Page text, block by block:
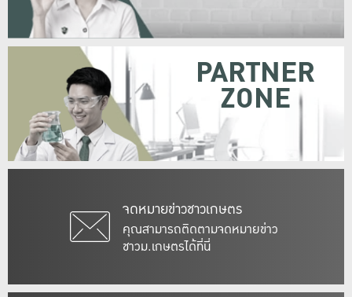
จดหมายข่าวชาวเกษตร
คุณสามารถติดตามจดหมายข่าว
ชาวม.เกษตรได้ที่นี่
PARTNER
ZONE